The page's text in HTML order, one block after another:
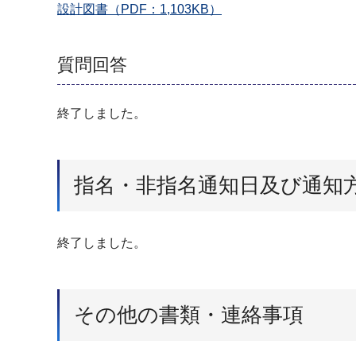
設計図書（PDF：1,103KB）
質問回答
終了しました。
指名・非指名通知日及び通知
終了しました。
その他の書類・連絡事項